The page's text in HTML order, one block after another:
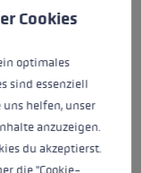
wir nur
Zum
keine
Kundendaten
fundierte
Cookies
optimales
sind essenziell
helfen, unser
anzuzeigen.
du akzeptierst.
die "Cookie-